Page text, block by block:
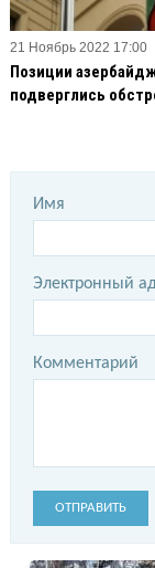
21 Ноябрь 2022 17:00
Позиции
подверглись
Имя
Электронный
Комментарий
ОТПРАВИТЬ